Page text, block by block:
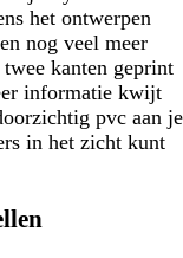
het ontwerpen
nog veel meer
kanten geprint
informatie kwijt
pvc aan je
in het zicht kunt